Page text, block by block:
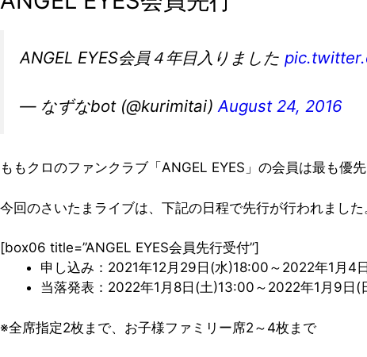
ANGEL EYES会員４年目入りました
— なずなbot (@kurimitai) August 24, 2016
ももクロのファンクラブ「ANGEL EYES」の会員は最も優
今回のさいたまライブは、下記の日程で先行が行われました
[box06 title=”ANGEL EYES会員先行受付”]
申し込み：2021年12月29日(水)18:00～2022年1月4
当落発表：2022年1月8日(土)13:00～2022年1月9日(
※全席指定2枚まで、お子様ファミリー席2～4枚まで